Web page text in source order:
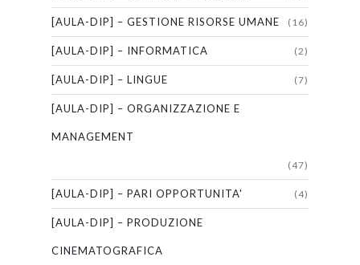
[AULA-DIP] – GESTIONE RISORSE UMANE (16)
[AULA-DIP] – INFORMATICA (2)
[AULA-DIP] – LINGUE (7)
[AULA-DIP] – ORGANIZZAZIONE E
MANAGEMENT
(47)
[AULA-DIP] – PARI OPPORTUNITA' (4)
[AULA-DIP] – PRODUZIONE
CINEMATOGRAFICA